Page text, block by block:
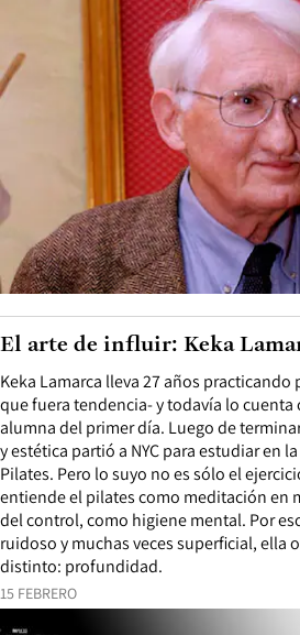
15 FEBRERO
Keka Lamarca lleva 27 años
que fuera tendencia- y todavía lo cuenta
alumna del primer día. Luego de
y estética partió a NYC para estudiar en
Pilates. Pero lo suyo no es sólo el
entiende el pilates como meditación en
del control, como higiene mental. Por
ruidoso y muchas veces superficial, ella
distinto: profundidad.
El arte de influir: Keka